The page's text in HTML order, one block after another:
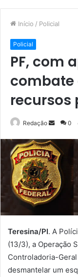
Início / Policial
Policial
PF, com
combate
recursos
Redação
Mande
e-
mail
0
Teresina/PI. A
(13/3), a Operação
Controladoria-
desmantelar um